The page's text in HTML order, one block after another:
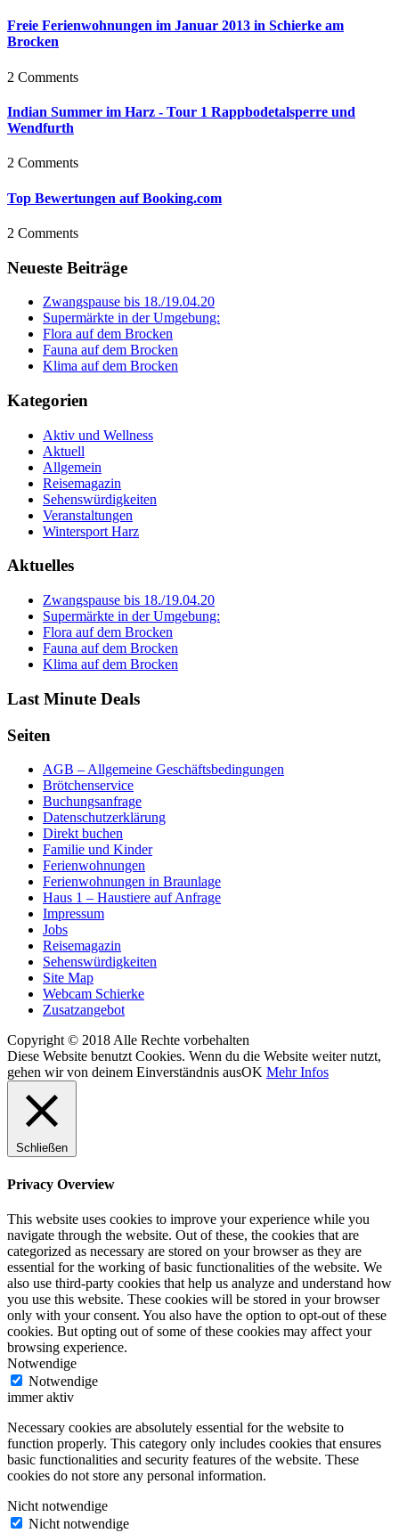
Freie Ferienwohnungen im Januar 2013 in Schierke am
Brocken
2 Comments
Indian Summer im Harz - Tour 1 Rappbodetalsperre und
Wendfurth
2 Comments
Top Bewertungen auf Booking.com
2 Comments
Neueste Beiträge
Zwangspause bis 18./19.04.20
Supermärkte in der Umgebung:
Flora auf dem Brocken
Fauna auf dem Brocken
Klima auf dem Brocken
Kategorien
Aktiv und Wellness
Aktuell
Allgemein
Reisemagazin
Sehenswürdigkeiten
Veranstaltungen
Wintersport Harz
Aktuelles
Zwangspause bis 18./19.04.20
Supermärkte in der Umgebung:
Flora auf dem Brocken
Fauna auf dem Brocken
Klima auf dem Brocken
Last Minute Deals
Seiten
AGB – Allgemeine Geschäftsbedingungen
Brötchenservice
Buchungsanfrage
Datenschutzerklärung
Direkt buchen
Familie und Kinder
Ferienwohnungen
Ferienwohnungen in Braunlage
Haus 1 – Haustiere auf Anfrage
Impressum
Jobs
Reisemagazin
Sehenswürdigkeiten
Site Map
Webcam Schierke
Zusatzangebot
Copyright © 2018 Alle Rechte vorbehalten
Diese Website benutzt Cookies. Wenn du die Website weiter nutzt,
gehen wir von deinem Einverständnis ausOK Mehr Infos
Schließen
Privacy Overview
This website uses cookies to improve your experience while you
navigate through the website. Out of these, the cookies that are
categorized as necessary are stored on your browser as they are
essential for the working of basic functionalities of the website. We
also use third-party cookies that help us analyze and understand how
you use this website. These cookies will be stored in your browser
only with your consent. You also have the option to opt-out of these
cookies. But opting out of some of these cookies may affect your
browsing experience.
Notwendige
Notwendige
immer aktiv
Necessary cookies are absolutely essential for the website to
function properly. This category only includes cookies that ensures
basic functionalities and security features of the website. These
cookies do not store any personal information.
Nicht notwendige
Nicht notwendige